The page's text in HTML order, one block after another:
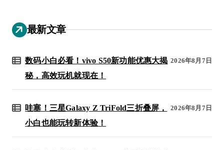
最新文章
数码小白必看！vivo S50新功能优惠大揭
秘，高效玩机就现在！
2026年8月7日
哇塞！三星Galaxy Z TriFold三折叠屏，
小白也能玩转新体验！
2026年8月7日